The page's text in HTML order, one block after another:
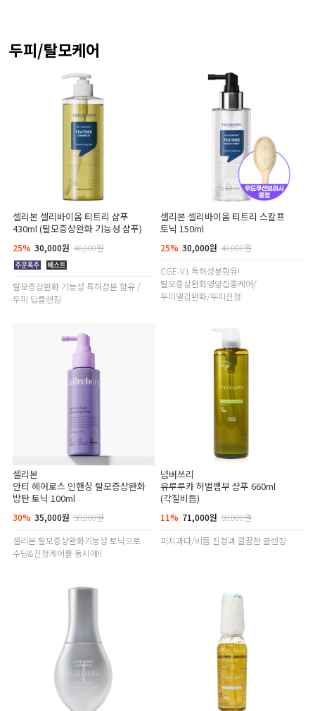
두피/탈모케어
셀리본 셀리바이옴 티트리 샴푸
430ml (탈모증상완화 기능성 샴푸)
25% 30,000원 40,000원
탈모증상환화 기능성 특허성분 함유 /
두피 딥클렌징
셀리본 셀리바이옴 티트리 스칼프
토닉 150ml
25% 30,000원 40,000원
CGE-V1 특허성분함유!
탈모증상완화영양집중케어/
두피열감완화/두피진정
셀리본
안티 헤어로스 인핸싱 탈모증상완화
방탄 토닉 100ml
30% 35,000원 50,000원
셀리본 탈모증상완화기능성 토닉으로
수딩&진정케어를 동시에!!
넘버쓰리
유루루카 허벌뱀부 샴푸 660ml
(각질비듬)
11% 71,000원 80,000원
피지과다/비듬 진정과 깔끔한 클렌징